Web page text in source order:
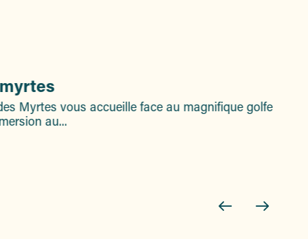
Myrtes vous accueille face au magnifique golfe
au...